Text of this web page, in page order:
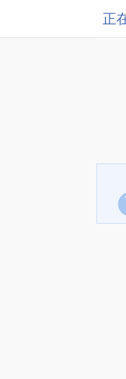
正